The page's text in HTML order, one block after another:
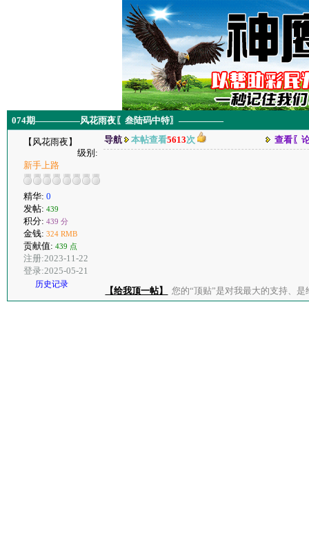
074期—————风花雨夜〖叁陆码中特〗—————
【风花雨夜】
级别:
新手上路
精华: 0
发帖: 439
积分: 439 分
金钱: 324 RMB
贡献值: 439 点
注册:2023-11-22
登录:2025-05-21
历史记录
导航 本帖查看5613次 查看〖
【给我顶一帖】 您的“顶贴”是对我最大的支持、